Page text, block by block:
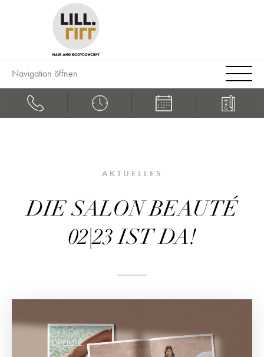
Navigation öffnen
AKTUELLES
DIE SALON BEAUTÉ
02|23 IST DA!